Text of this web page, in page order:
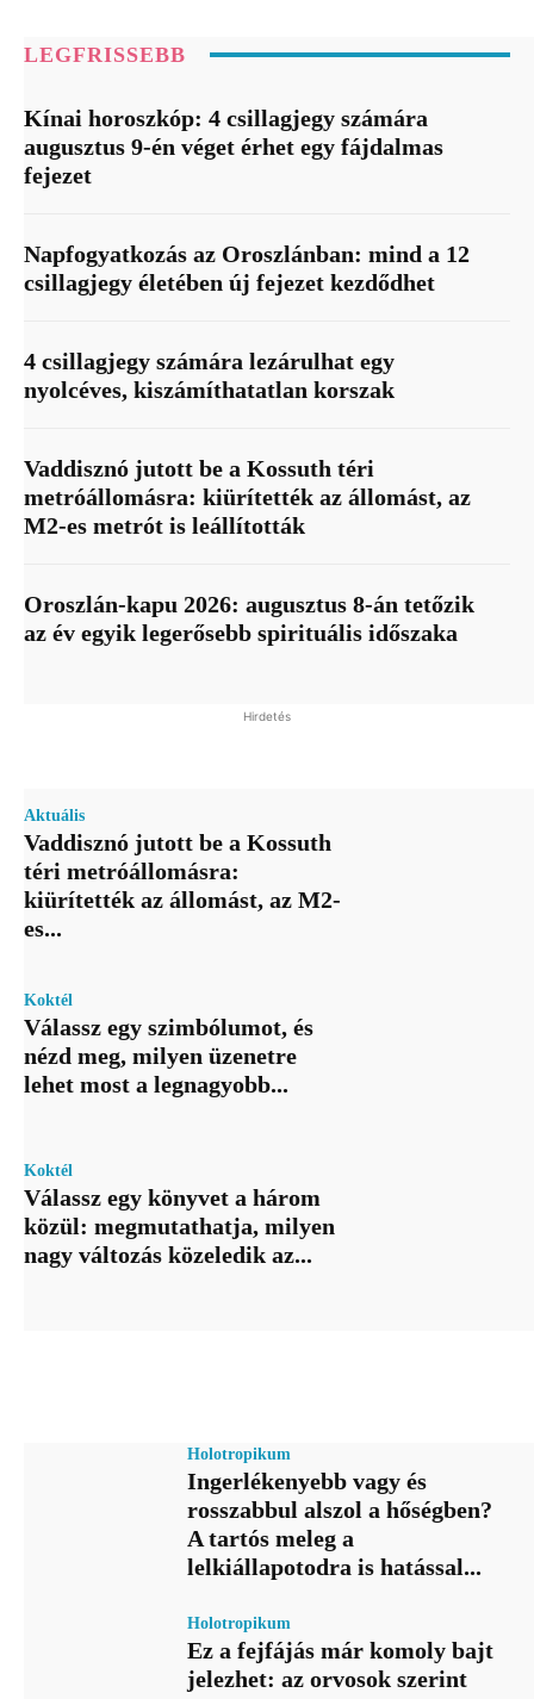
LEGFRISSEBB
Kínai horoszkóp: 4 csillagjegy számára
augusztus 9-én véget érhet egy fájdalmas
fejezet
Napfogyatkozás az Oroszlánban: mind a 12
csillagjegy életében új fejezet kezdődhet
4 csillagjegy számára lezárulhat egy
nyolcéves, kiszámíthatatlan korszak
Vaddisznó jutott be a Kossuth téri
metróállomásra: kiürítették az állomást, az
M2-es metrót is leállították
Oroszlán-kapu 2026: augusztus 8-án tetőzik
az év egyik legerősebb spirituális időszaka
Hirdetés
Aktuális
Vaddisznó jutott be a Kossuth
téri metróállomásra:
kiürítették az állomást, az M2-
es...
Koktél
Válassz egy szimbólumot, és
nézd meg, milyen üzenetre
lehet most a legnagyobb...
Koktél
Válassz egy könyvet a három
közül: megmutathatja, milyen
nagy változás közeledik az...
Holotropikum
Ingerlékenyebb vagy és
rosszabbul alszol a hőségben?
A tartós meleg a
lelkiállapotodra is hatással...
Holotropikum
Ez a fejfájás már komoly bajt
jelezhet: az orvosok szerint